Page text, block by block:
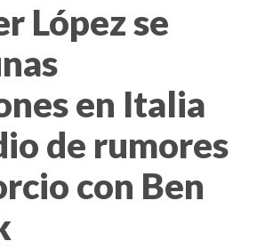
López se
en Italia
de rumores
con Ben